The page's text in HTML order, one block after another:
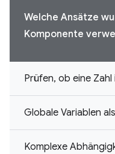
Welche Ansätze
Komponente
Prüfen, ob eine
Globale Variablen
Komplexe